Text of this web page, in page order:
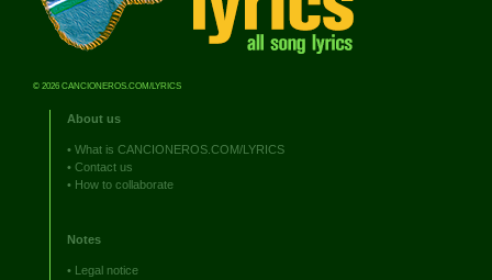
© 2026 CANCIONEROS.COM/LYRICS
About us
• What is CANCIONEROS.COM/LYRICS
• Contact us
• How to collaborate
Notes
• Legal notice